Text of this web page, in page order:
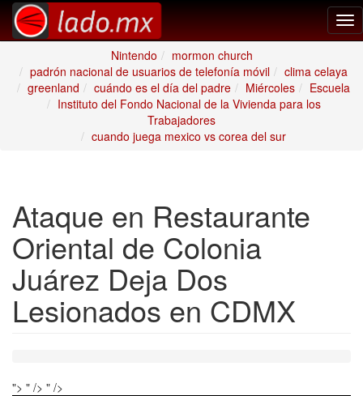
Nintendo
mormon church
padrón nacional de usuarios de telefonía móvil
clima celaya
greenland
cuándo es el día del padre Miércoles
Escuela
Instituto del Fondo Nacional de la Vivienda para los
Trabajadores
cuando juega mexico vs corea del sur
Ataque en Restaurante
Oriental de Colonia
Juárez Deja Dos
Lesionados en CDMX
"> " /> " />